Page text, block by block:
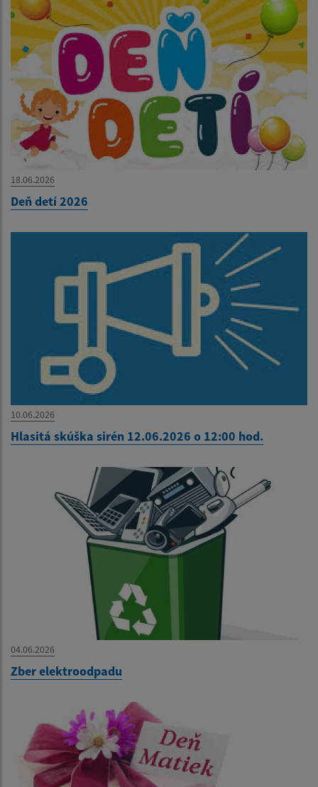
18.06.2026
Deň detí 2026
10.06.2026
Hlasitá skúška sirén 12.06.2026 o 12:00 hod.
04.06.2026
Zber elektroodpadu